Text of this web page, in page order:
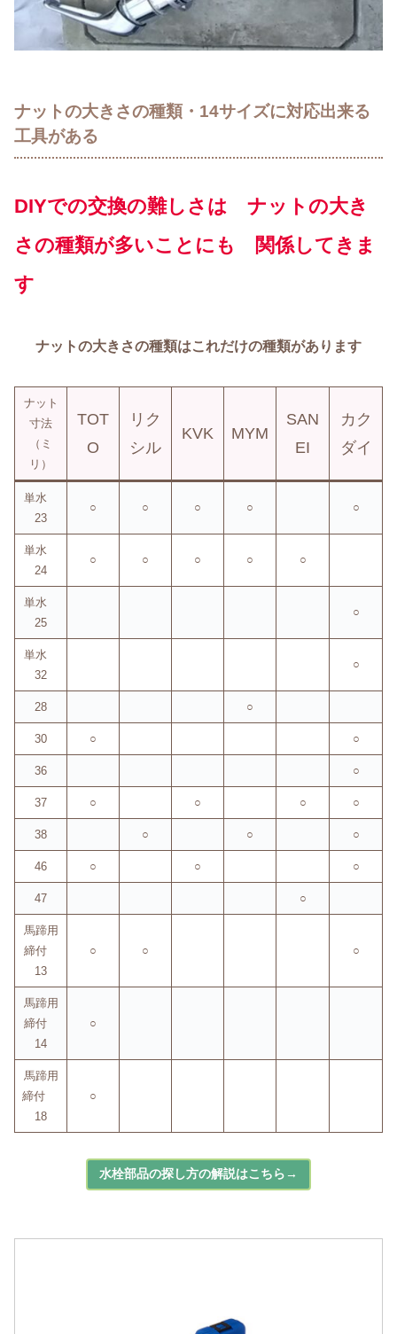
ナットの大きさの種類・14サイズに対応出来る
工具がある
DIYでの交換の難しさは ナットの大き
さの種類が多いことにも 関係してきま
す
ナットの大きさの種類はこれだけの種類があります
ナット
寸法
（ミ
リ）
TOT
O
リク
シル
KVK MYM
SAN
EI
カク
ダイ
単水
23
○ ○ ○ ○ ○
単水
24
○ ○ ○ ○ ○
単水
25
○
単水
32
○
28 ○
30 ○ ○
36 ○
37 ○ ○ ○ ○
38 ○ ○ ○
46 ○ ○ ○
47 ○
馬蹄用
締付
13
○ ○ ○
馬蹄用
締付
14
○
馬蹄用
締付
18
○
水栓部品の探し方の解説はこちら→